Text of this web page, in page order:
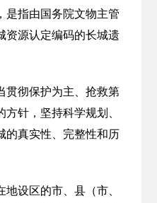
是指由国务院文物主管
资源认定编码的长城遗
彻保护为主、抢救第
针，坚持科学规划、
的真实性、完整性和历
设区的市、县（市、